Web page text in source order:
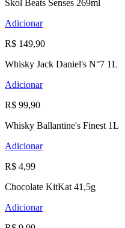
Skol Beats Senses 269ml
Adicionar
R$ 149,90
Whisky Jack Daniel's N°7 1L
Adicionar
R$ 99,90
Whisky Ballantine's Finest 1L
Adicionar
R$ 4,99
Chocolate KitKat 41,5g
Adicionar